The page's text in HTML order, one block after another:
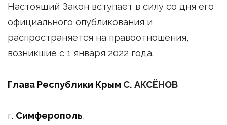
Настоящий Закон вступает в силу со дня его
официального опубликования и
распространяется на правоотношения,
возникшие с 1 января 2022 года.
Глава Республики Крым С. АКСЁНОВ
г. Симферополь,